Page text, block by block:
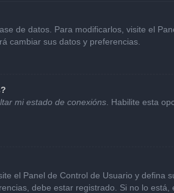
de datos. Para modificarlos, visite el
cambiar sus datos y preferencias.
mi estado de conexións . Habilite esta
el Panel de Control de Usuario y defina
debe estar registrado. Si no lo está,